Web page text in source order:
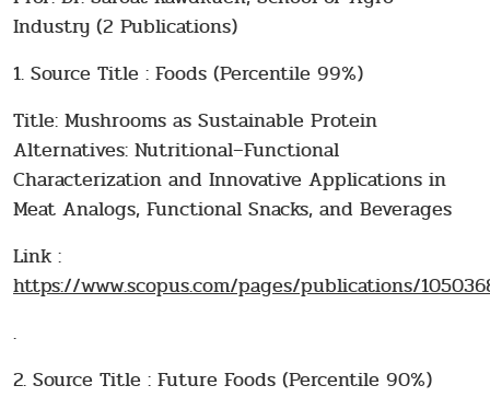
Industry (2 Publications)
1. Source Title : Foods (Percentile 99%)
Title: Mushrooms as Sustainable Protein
Alternatives: Nutritional–Functional
Characterization and Innovative Applications in
Meat Analogs, Functional Snacks, and Beverages
Link :
https://www.scopus.com/pages/publications/
.
2. Source Title : Future Foods (Percentile 90%)